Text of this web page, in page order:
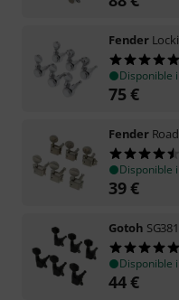
Fender
Disponible
75€
Fender
Disponible
39€
Gotoh
Disponible
44€